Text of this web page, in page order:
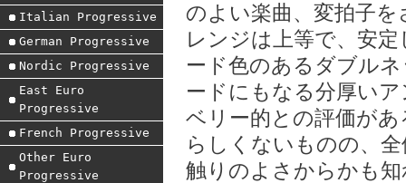
Italian Progressive
German Progressive
Nordic Progressive
East Euro
Progressive
French Progressive
Other Euro
Progressive
のよい楽曲、変拍子
レンジは上等で、安
ード色のあるダブル
ードにもなる分厚い
ベリー的との評価が
らしくないものの、
触りのよさからかも